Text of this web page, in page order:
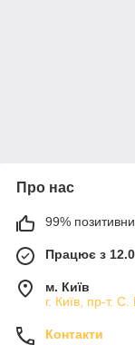
Про нас
99%
Працює з
м. Київ
г. Київ, пр-т.
Контакти